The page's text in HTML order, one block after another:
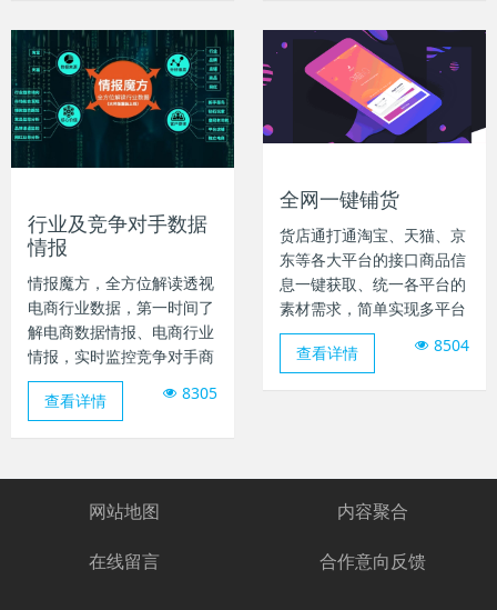
帮助您更快地了解顾客，关
怀顾客、提高老客户复购，
增加营收
电子商务业务。充分考虑
C2C网站使用习惯，使购物
过程顺畅无比，内置完善的
促销手段，最大化刺激顾客
购买欲望，创新的模板机
便捷。
行业及竞争对手数据
情报
情报魔方，全方位解读透视
电商行业数据，第一时间了
解电商数据情报、电商行业
情报，实时监控竞争对手商
业情报。
8305
查看详情
全网一键铺货
货店通打通淘宝、天猫、京
东等各大平台的接口商品信
息一键获取、统一各平台的
素材需求，简单实现多平台
一站式铺货。
8504
查看详情
网站地图 内容聚合
在线留言 合作意向反馈